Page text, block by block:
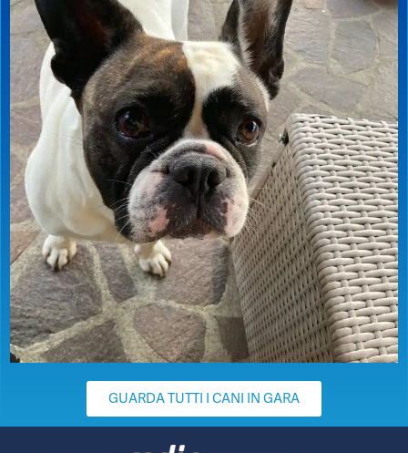
GUARDA TUTTI I CANI IN GARA